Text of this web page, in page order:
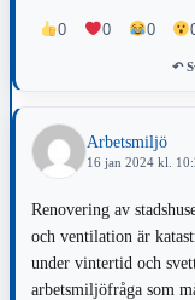
0 0 0
↶
Arbetsmiljö
16 jan 2024 kl.
Renovering av
och ventilation är
under vintertid och
arbetsmiljöfråga som